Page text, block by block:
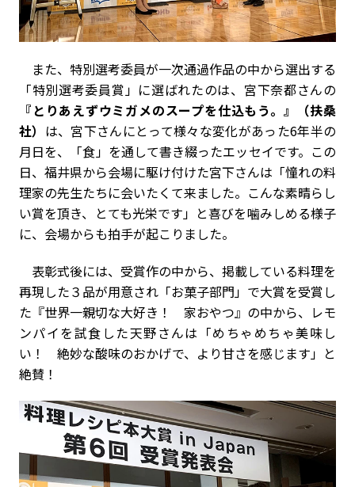
また、特別選考委員が一次通過作品の中から選出する
「特別選考委員賞」に選ばれたのは、宮下奈都さんの
『とりあえずウミガメのスープを仕込もう。』（扶桑
社） は、宮下さんにとって様々な変化があった6年半の
月日を、「食」を通して書き綴ったエッセイです。この
日、福井県から会場に駆け付けた宮下さんは「憧れの料
理家の先生たちに会いたくて来ました。こんな素晴らし
い賞を頂き、とても光栄です」と喜びを噛みしめる様子
に、会場からも拍手が起こりました。
表彰式後には、受賞作の中から、掲載している料理を
再現した３品が用意され「お菓子部門」で大賞を受賞し
た『世界一親切な大好き！ 家おやつ』の中から、レモ
ンパイを試食した天野さんは「めちゃめちゃ美味し
い！ 絶妙な酸味のおかげで、より甘さを感じます」と
絶賛！